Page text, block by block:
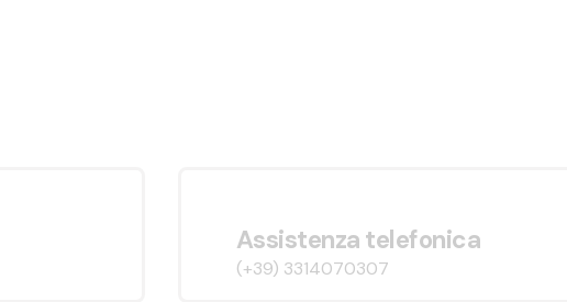
Assistenza telefonica
(+39) 3314070307